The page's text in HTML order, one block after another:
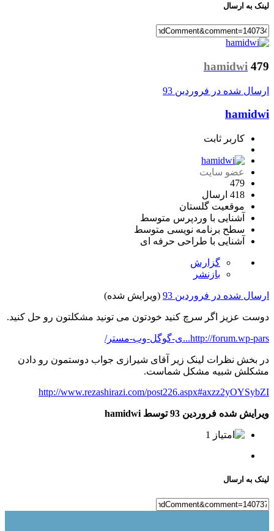
لینک به ارسال
hamidwi 479
ارسال شده در فروردین 93
hamidwi
کاربر ثابت
عضو سایت
479
418 ارسال
موقعیت گلستان
آشنایی با وردپرس متوسط
سطح برنامه نویسی متوسط
آشنایی با طراحی حرفه ای
گزارش
بازنشر
ارسال شده در فروردین 93 (ویرایش شده)
دوست عزیز اگر سرچ کنید خودتون می تونید مشکلتون رو حل کنید.
http://forum.wp-pars...ی-گوگل-وب-مستر/
در بخش نظرات لینک زیر آقای شیرازی جواب دوستمون رو دادن
مشکلش شبیه مشکل شماست.
http://www.rezashirazi.com/post226.aspx#axzz2yOYSybZI
ویرایش شده فروردین 93 توسط hamidwi
1
لینک به ارسال